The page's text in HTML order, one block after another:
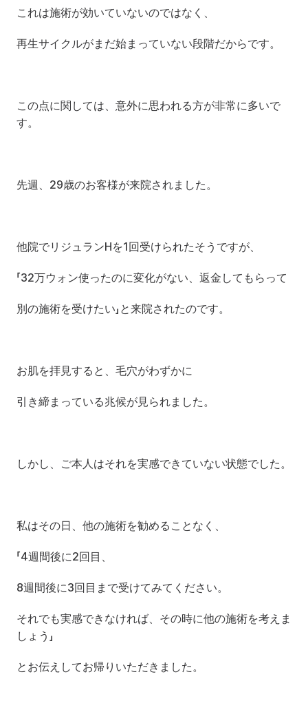
これは施術が効いていないのではなく、
再生サイクルがまだ始まっていない段階だからです。
この点に関しては、意外に思われる方が非常に多いで
す。
先週、29歳のお客様が来院されました。
他院でリジュランHを1回受けられたそうですが、
「32万ウォン使ったのに変化がない、返金してもらって
別の施術を受けたい」と来院されたのです。
お肌を拝見すると、毛穴がわずかに
引き締まっている兆候が見られました。
しかし、ご本人はそれを実感できていない状態でした。
私はその日、他の施術を勧めることなく、
「4週間後に2回目、
8週間後に3回目まで受けてみてください。
それでも実感できなければ、その時に他の施術を考えま
しょう」
とお伝えしてお帰りいただきました。